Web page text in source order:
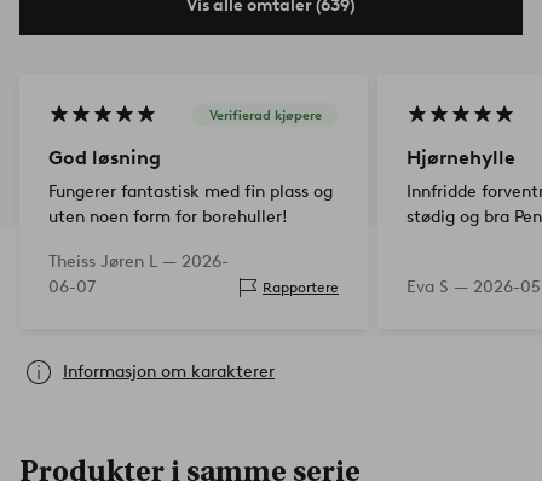
Vis alle omtaler (639)
Verifierad kjøpere
God løsning
Fungerer fantastisk med fin plass og
uten noen form for borehuller!
Theiss Jøren L — 2026-
06-07
Rapportere
Hjørnehylle
Innfridde
stødig og bra
Eva S — 2026-
Informasjon om karakterer
Produkter i samme serie